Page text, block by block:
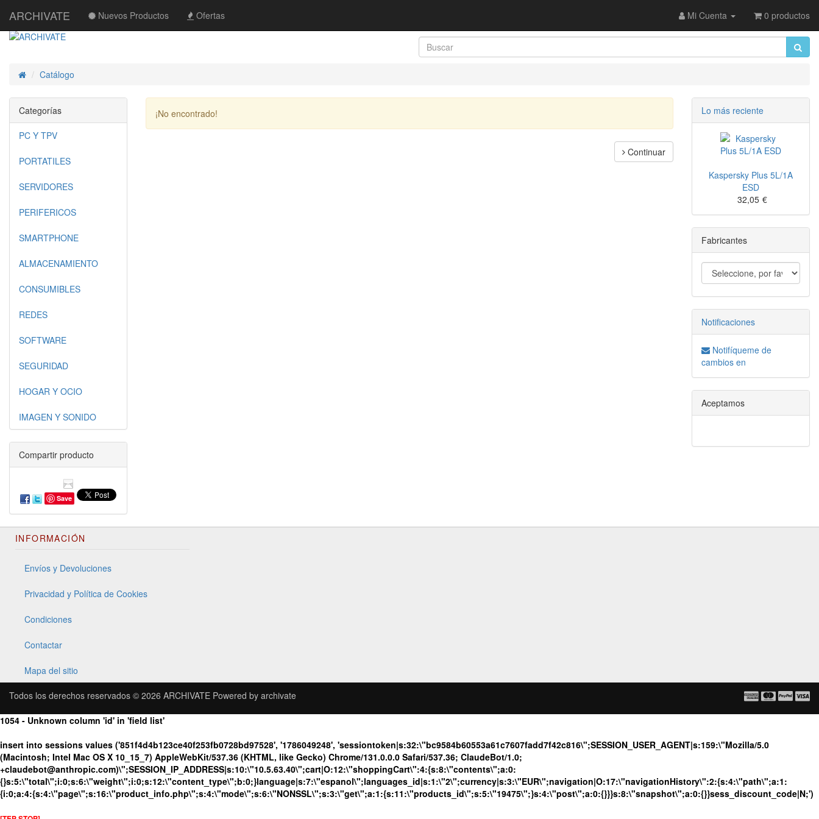
ARCHIVATE Nuevos Productos Ofertas Mi Cuenta 0 productos
InicioCatálogo
¡No encontrado!
Continuar
Categorías
PC Y TPV
PORTATILES
SERVIDORES
PERIFERICOS
SMARTPHONE
ALMACENAMIENTO
CONSUMIBLES
REDES
SOFTWARE
SEGURIDAD
HOGAR Y OCIO
IMAGEN Y SONIDO
Compartir producto
Save
Lo más reciente
Kaspersky Plus 5L/1A
ESD
32,05 €
Fabricantes
Notificaciones
Notifíqueme de
cambios en
Aceptamos
INFORMACIÓN
Envíos y Devoluciones
Privacidad y Política de Cookies
Condiciones
Contactar
Mapa del sitio
Todos los derechos reservados © 2026 ARCHIVATE Powered by archivate
1054 - Unknown column 'id' in 'field list'
insert into sessions values ('851f4d4b123ce40f253fb0728bd97528', '1786049248', 'sessiontoken|s:32:\"bc9584b60553a61c7607fadd7f42c816\";SESSION_USER_AGENT|s:159:\"Mozilla/5.0
(Macintosh; Intel Mac OS X 10_15_7) AppleWebKit/537.36 (KHTML, like Gecko) Chrome/131.0.0.0 Safari/537.36; ClaudeBot/1.0;
+claudebot@anthropic.com)\";SESSION_IP_ADDRESS|s:10:\"10.5.63.40\";cart|O:12:\"shoppingCart\":4:{s:8:\"contents\";a:0:
{}s:5:\"total\";i:0;s:6:\"weight\";i:0;s:12:\"content_type\";b:0;}language|s:7:\"espanol\";languages_id|s:1:\"2\";currency|s:3:\"EUR\";navigation|O:17:\"navigationHistory\":2:{s:4:\"path\";a:1:
{i:0;a:4:{s:4:\"page\";s:16:\"product_info.php\";s:4:\"mode\";s:6:\"NONSSL\";s:3:\"get\";a:1:{s:11:\"products_id\";s:5:\"19475\";}s:4:\"post\";a:0:{}}}s:8:\"snapshot\";a:0:{}}sess_discount_code|N;')